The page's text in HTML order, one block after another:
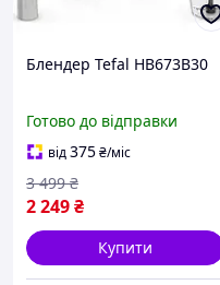
Блендер Tefal HB673B30
Готово до відправки
від375₴/міс
2 249₴
3 499 ₴
Купити